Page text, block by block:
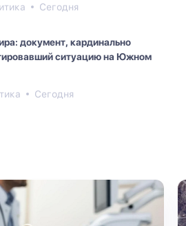
Сегодня
документ, кардинально
ситуацию на Южном
Сегодня